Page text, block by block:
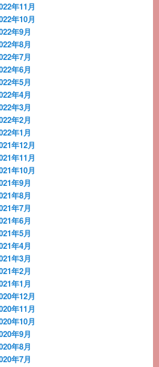
年11月
年10月
年9月
年8月
年7月
年6月
年5月
年4月
年3月
年2月
年1月
年12月
年11月
年10月
年9月
年8月
年7月
年6月
年5月
年4月
年3月
年2月
年1月
年12月
年11月
年10月
年9月
年8月
年7月